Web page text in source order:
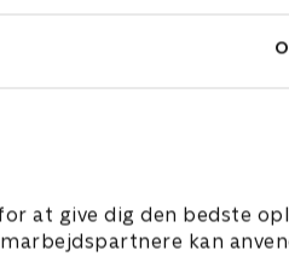
at give dig den bedste
kan